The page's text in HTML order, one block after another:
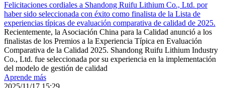
Felicitaciones cordiales a Shandong Ruifu Lithium Co., Ltd. por
haber sido seleccionada con éxito como finalista de la Lista de
experiencias típicas de evaluación comparativa de calidad de 2025.
Recientemente, la Asociación China para la Calidad anunció a los
finalistas de los Premios a la Experiencia Típica en Evaluación
Comparativa de la Calidad 2025. Shandong Ruifu Lithium Industry
Co., Ltd. fue seleccionada por su experiencia en la implementación
del modelo de gestión de calidad
Aprende más